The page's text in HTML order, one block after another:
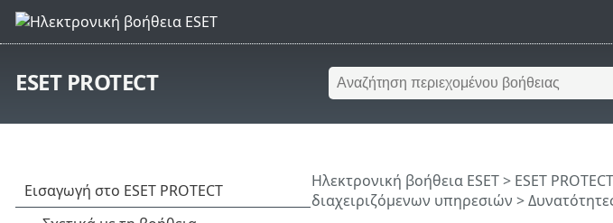
ESET PROTECT
Ηλεκτρονική βοήθεια ESET> ESET PROTECT
διαχειριζόμενων υπηρεσιών >